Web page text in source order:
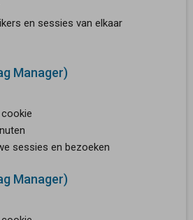
en sessies van elkaar
Manager)
sessies en bezoeken
Manager)